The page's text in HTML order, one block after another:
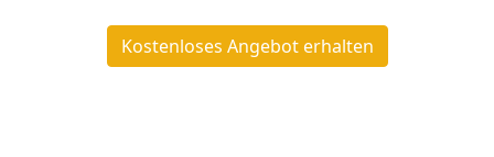
Kostenloses Angebot erhalten